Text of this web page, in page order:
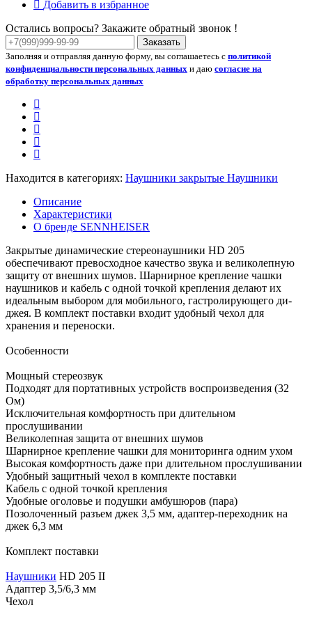
Добавить в избранное
Остались вопросы? Закажите обратный звонок !
Заказать
Заполняя и отправляя данную форму, вы соглашаетесь с политикой
конфиденциальности персональных данных и даю согласие на
обработку персональных данных
Находится в категориях: Наушники закрытые Наушники
Описание
Характеристики
О бренде SENNHEISER
Закрытые динамические стереонаушники HD 205
обеспечивают превосходное качество звука и великолепную
защиту от внешних шумов. Шарнирное крепление чашки
наушников и кабель с одной точкой крепления делают их
идеальным выбором для мобильного, гастролирующего ди-
джея. В комплект поставки входит удобный чехол для
хранения и переноски.
Особенности
Мощный стереозвук
Подходят для портативных устройств воспроизведения (32
Ом)
Исключительная комфортность при длительном
прослушивании
Великолепная защита от внешних шумов
Шарнирное крепление чашки для мониторинга одним ухом
Высокая комфортность даже при длительном прослушивании
Удобный защитный чехол в комплекте поставки
Кабель с одной точкой крепления
Удобные оголовье и подушки амбушюров (пара)
Позолоченный разъем джек 3,5 мм, адаптер-переходник на
джек 6,3 мм
Комплект поставки
Наушники HD 205 II
Адаптер 3,5/6,3 мм
Чехол